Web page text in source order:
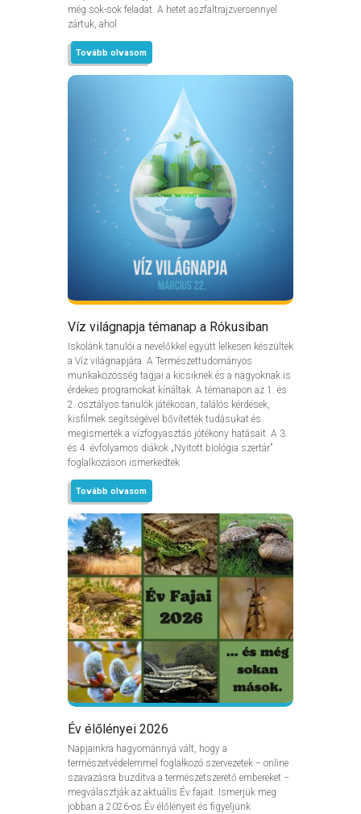
még sok-sok feladat. A hetet aszfaltrajzversennyel
zártuk, ahol
Tovább olvasom
Víz világnapja témanap a Rókusiban
Iskolánk tanulói a nevelőkkel együtt lelkesen készültek
a Víz világnapjára. A Természettudományos
munkaközösség tagjai a kicsiknek és a nagyoknak is
érdekes programokat kínáltak. A témanapon az 1. és
2. osztályos tanulók játékosan, találós kérdések,
kisfilmek segítségével bővítették tudásukat és
megismerték a vízfogyasztás jótékony hatásait. A 3.
és 4. évfolyamos diákok „Nyitott biológia szertár”
foglalkozáson ismerkedtek
Tovább olvasom
Év élőlényei 2026
Napjainkra hagyománnyá vált, hogy a
természetvédelemmel foglalkozó szervezetek − online
szavazásra buzdítva a természetszerető embereket −
megválasztják az aktuális Év fajait. Ismerjük meg
jobban a 2026-os Év élőlényeit és figyeljünk